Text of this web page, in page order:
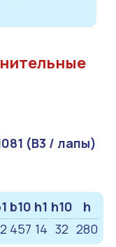
(B3 / лапы)
b10 h1 h10
h
457 14 32 280